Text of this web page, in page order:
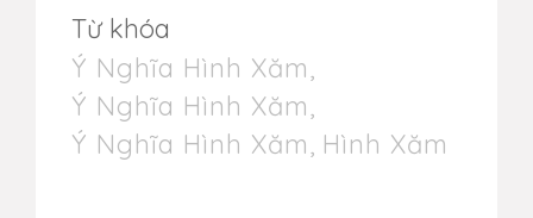
Từ khóa
Ý Nghĩa Hình Xăm,
Ý Nghĩa Hình Xăm,
Ý Nghĩa Hình Xăm, Hình Xăm